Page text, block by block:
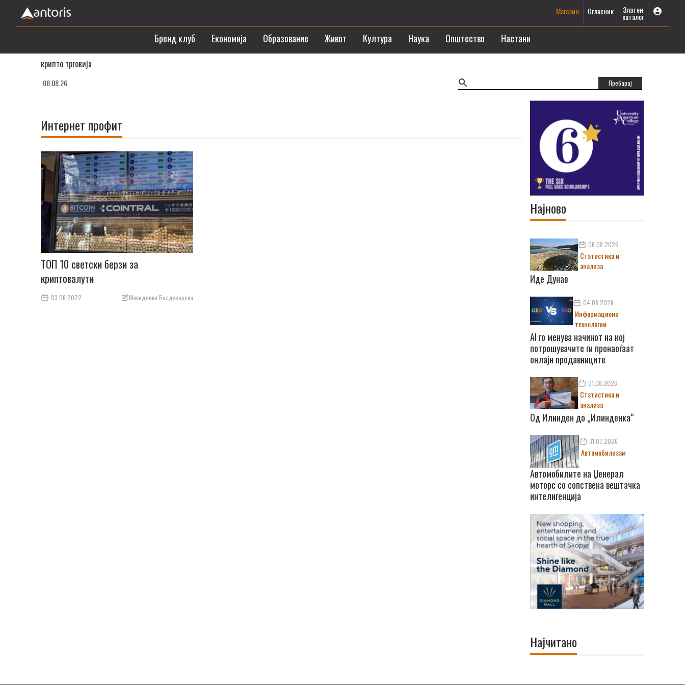
Магазин Огласник Златен
каталог
Бренд клуб Економија Образование Живот Култура Наука Општество Настани
крипто трговија
08.08.26
Интернет профит
ТОП 10 светски берзи за
криптовалути
03.06.2022 Македонка Балдазарска
Најново
06.08.2026
Статистика и
анализа
Иде Дунав
04.08.2026
Информациони
технологии
AI го менува начинот на кој
потрошувачите ги пронаоѓаат
онлајн продавниците
01.08.2026
Статистика и
анализа
Од Илинден до „Илинденка“
31.07.2026
Автомобилизам
Автомобилите на Џенерал
моторс со сопствена вештачка
интелигенција
Најчитано